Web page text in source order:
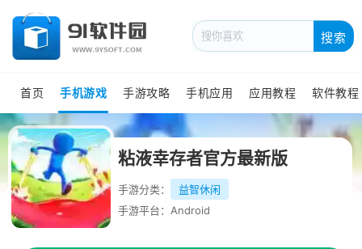
搜索
首页 手机游戏 手游攻略 手机应用 应用教程 软件教程
粘液幸存者官方最新版
手游分类：
益智休闲
手游平台：Android